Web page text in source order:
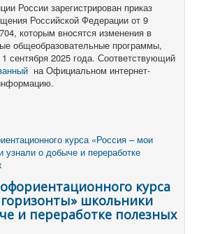
России зарегистрирован приказ
Российской Федерации от 9
которым вносятся изменения в
общеобразовательные программы,
сентября 2025 года. Соответствующий
на Официальном интернет-
курса
школьники
и переработке полезных